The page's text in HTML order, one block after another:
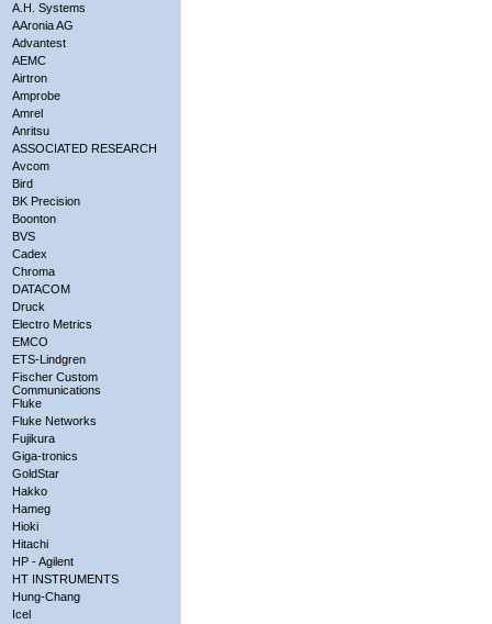
A.H. Systems
AAronia AG
Advantest
AEMC
Airtron
Amprobe
Amrel
Anritsu
ASSOCIATED RESEARCH
Avcom
Bird
BK Precision
Boonton
BVS
Cadex
Chroma
DATACOM
Druck
Electro Metrics
EMCO
ETS-Lindgren
Fischer Custom
Communications
Fluke
Fluke Networks
Fujikura
Giga-tronics
GoldStar
Hakko
Hameg
Hioki
Hitachi
HP - Agilent
HT INSTRUMENTS
Hung-Chang
Icel